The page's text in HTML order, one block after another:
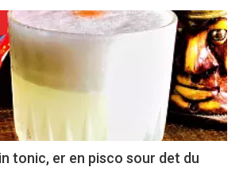
tonic, er en pisco sour det du